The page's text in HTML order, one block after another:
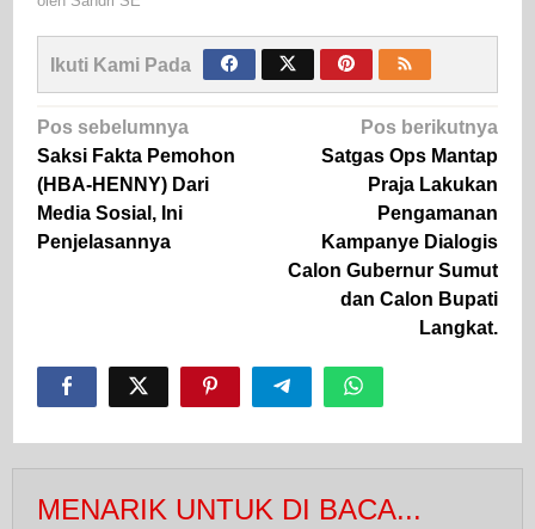
Ikuti Kami Pada
Navigasi
pos
Pos sebelumnya
Saksi Fakta Pemohon
(HBA-HENNY) Dari
Media Sosial, Ini
Penjelasannya
Pos berikutnya
Satgas Ops Mantap
Praja Lakukan
Pengamanan
Kampanye Dialogis
Calon Gubernur Sumut
dan Calon Bupati
Langkat.
MENARIK UNTUK DI BACA...